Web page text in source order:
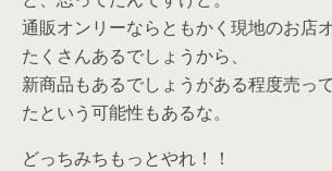
通販オンリーならともかく現地のお店
たくさんあるでしょうから、
新商品もあるでしょうがある程度売っ
たという可能性もあるな。
どっちみちもっとやれ！！